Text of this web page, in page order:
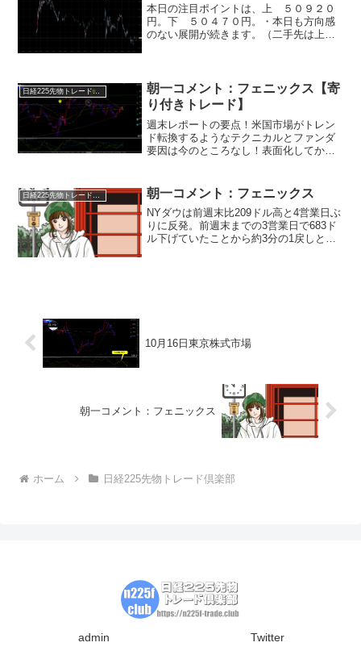
本日の注目ポイントは、上 ５０９２０
円。下 ５０４７０円。・本日も方向感
のない展開が続きます。（二手先は上な
ットライン。）・５０５...
日経225先物トレード倶楽部
朝一コメント：フェニックス【寄
り付きトレード】
週末レポートの要点！米国市場がトレン
ド転換するようなテクニカルとファンダ
要因は今のところなし！表面化してから
７０円を割ったことにより『黄４』の調
整波へ！（上げ波動の中の...
日経225先物トレード倶楽部 朝一コメント：フェニックス
NYダウは前週末比209ドル高と4営業日ぶ
りに反発。前週末までの3営業日で683ド
ル下げていたことから約3分の1戻しとな
10月16日東京株式市場
朝一コメント：フェニックス
ホーム 日経225先物トレード倶楽部
admin
Twitter